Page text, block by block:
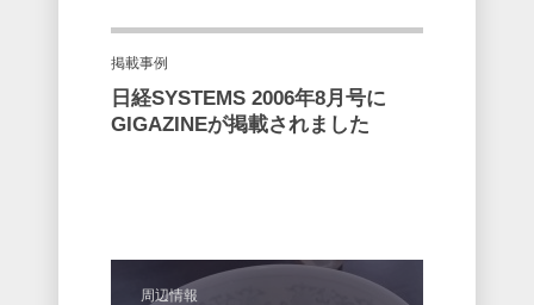
掲載事例
日経SYSTEMS 2006年8月号に
GIGAZINEが掲載されました
周辺情報